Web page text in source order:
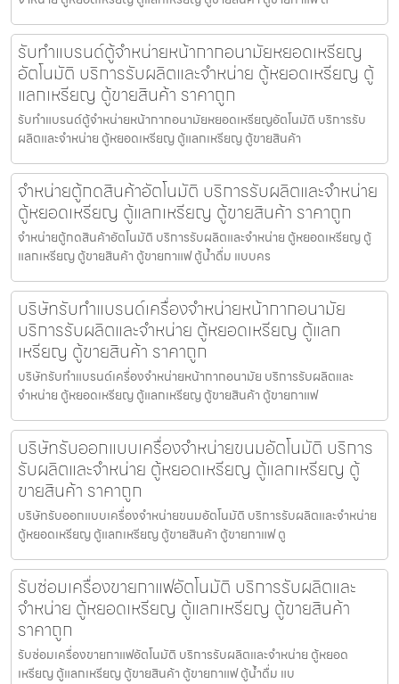
รับทำแบรนด์ตู้จำหน่ายหน้ากากอนามัยหยอดเหรียญ​​​
อัตโนมัติ บริการรับผลิตและจำหน่าย ตู้หยอดเหรียญ ตู้
แลกเหรียญ ตู้ขายสินค้า ราคาถูก
รับทำแบรนด์ตู้จำหน่ายหน้ากากอนามัยหยอดเหรียญ​​​อัตโนมัติ บริการรับ
ผลิตและจำหน่าย ตู้หยอดเหรียญ ตู้แลกเหรียญ ตู้ขายสินค้า
จำหน่ายตู้กดสินค้า​อัตโนมัติ บริการรับผลิตและจำหน่าย
ตู้หยอดเหรียญ ตู้แลกเหรียญ ตู้ขายสินค้า ราคาถูก
จำหน่ายตู้กดสินค้า​อัตโนมัติ บริการรับผลิตและจำหน่าย ตู้หยอดเหรียญ ตู้
แลกเหรียญ ตู้ขายสินค้า ตู้ขายกาแฟ ตู้น้ำดื่ม แบบคร
บริษัทรับทำแบรนด์เครื่องจำหน่ายหน้ากากอนามัย
บริการรับผลิตและจำหน่าย ตู้หยอดเหรียญ ตู้แลก
เหรียญ ตู้ขายสินค้า ราคาถูก
บริษัทรับทำแบรนด์เครื่องจำหน่ายหน้ากากอนามัย บริการรับผลิตและ
จำหน่าย ตู้หยอดเหรียญ ตู้แลกเหรียญ ตู้ขายสินค้า ตู้ขายกาแฟ
บริษัทรับออกแบบเครื่องจำหน่ายขนม​อัตโนมัติ บริการ
รับผลิตและจำหน่าย ตู้หยอดเหรียญ ตู้แลกเหรียญ ตู้
ขายสินค้า ราคาถูก
บริษัทรับออกแบบเครื่องจำหน่ายขนม​อัตโนมัติ บริการรับผลิตและจำหน่าย
ตู้หยอดเหรียญ ตู้แลกเหรียญ ตู้ขายสินค้า ตู้ขายกาแฟ ตู
รับซ่อมเครื่องขายกาแฟ​อัตโนมัติ บริการรับผลิตและ
จำหน่าย ตู้หยอดเหรียญ ตู้แลกเหรียญ ตู้ขายสินค้า
ราคาถูก
รับซ่อมเครื่องขายกาแฟ​อัตโนมัติ บริการรับผลิตและจำหน่าย ตู้หยอด
เหรียญ ตู้แลกเหรียญ ตู้ขายสินค้า ตู้ขายกาแฟ ตู้น้ำดื่ม แบ